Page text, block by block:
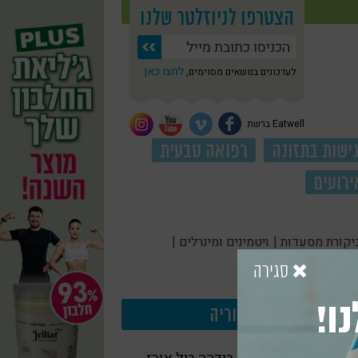
הצטרפו לניוזלטר שלנו
לעדכונים בנושאים מסוימים, לחצו כאן
Eatwell ברשת
גישות בתזונה
רפואה טבעית
מסעדות | ויטמינים ומינרלים |
עוד בקטגוריה
סגירה